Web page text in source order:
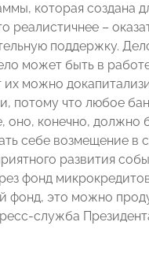
которая создана
реалистичнее –
поддержку.
может быть в
можно
потому что любое
оно, конечно, должно
себе возмещение в
развития
фонд
фонд, это можно
служба